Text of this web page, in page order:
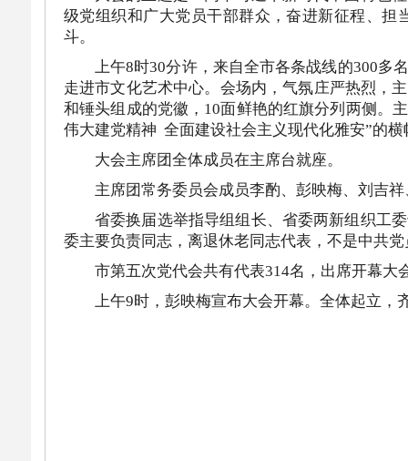
级党组织和广大党员干部群众，奋进新征程、
斗。
上午8时30分许，来自全市各条战线的300多
走进市文化艺术中心。会场内，气氛庄严热烈，
和锤头组成的党徽，10面鲜艳的红旗分列两侧。
伟大建党精神 全面建设社会主义现代化雅安”的横
大会主席团全体成员在主席台就座。
主席团常务委员会成员李酌、彭映梅、刘吉
省委换届选举指导组组长、省委两新组织工
委主要负责同志，离退休老同志代表，不是中共
市第五次党代会共有代表314名，出席开幕大
上午9时，彭映梅宣布大会开幕。全体起立，